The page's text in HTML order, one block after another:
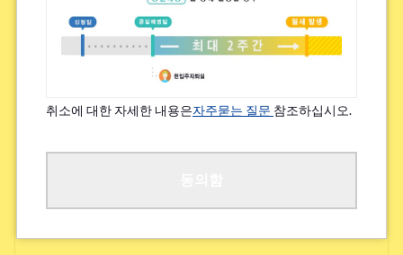
특기할 알레르기/지병 등 *
※쾌적한 거주를 위해 여쭙고 있습니다.
취소에 대한 자세한 내용은자주묻는 질문 참조하십시오.